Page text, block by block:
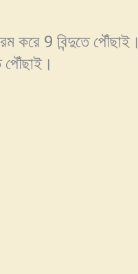
করে 9 বিন্দুতে পৌঁছাই।
পৌঁছাই।